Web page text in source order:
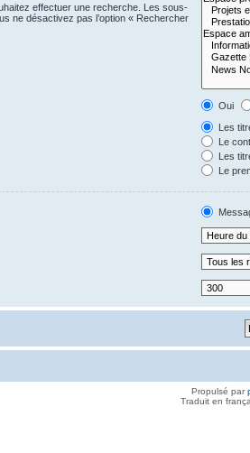
effectuer une recherche. Les sous-
ne désactivez pas l’option « Rechercher
Oui
Les
Le
Les
Le
Propulsé par
Traduit en